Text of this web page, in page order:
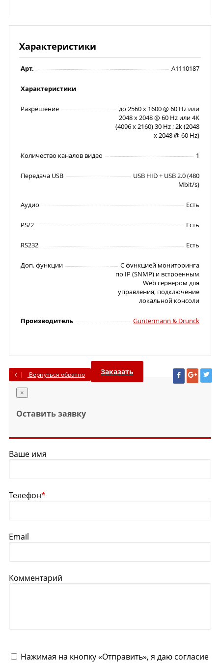
Характеристики
Арт. A1110187
Характеристики
Разрешение
до 2560 x 1600 @ 60 Hz или
2048 x 2048 @ 60 Hz или 4K
(4096 x 2160) 30 Hz ; 2k (2048
x 2048 @ 60 Hz)
Количество каналов видео 1
Передача USB
USB HID + USB 2.0 (480
Mbit/s)
Аудио Есть
PS/2 Есть
RS232 Есть
Доп. функции
С функцией мониторинга
по IP (SNMP) и встроенным
Web сервером для
управления, подключение
локальной консоли
Производитель Guntermann & Drunck
Вернуться обратно Заказать
×
Оставить заявку
Ваше имя
Телефон*
Email
Комментарий
Нажимая на кнопку «Отправить», я даю согласие